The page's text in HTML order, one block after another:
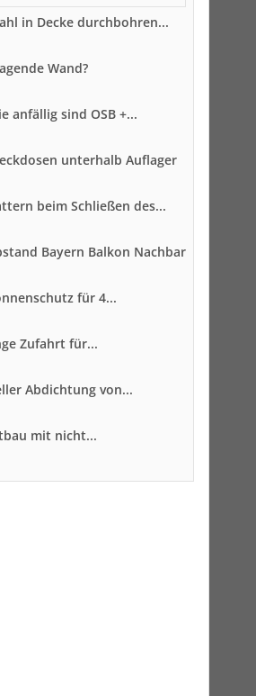
in Decke durchbohren...
Wand?
anfällig sind OSB +...
unterhalb Auflager
beim Schließen des...
Bayern Balkon Nachbar
für 4...
Zufahrt für...
Abdichtung von...
mit nicht...